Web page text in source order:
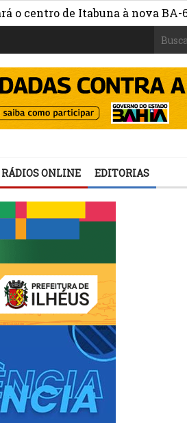
de Itabuna à nova BA-649
RÁDIOS ONLINE EDITORIAS